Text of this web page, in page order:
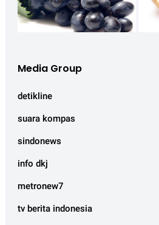
Media Group
detikline
suara kompas
sindonews
info dkj
metronew7
tv berita indonesia